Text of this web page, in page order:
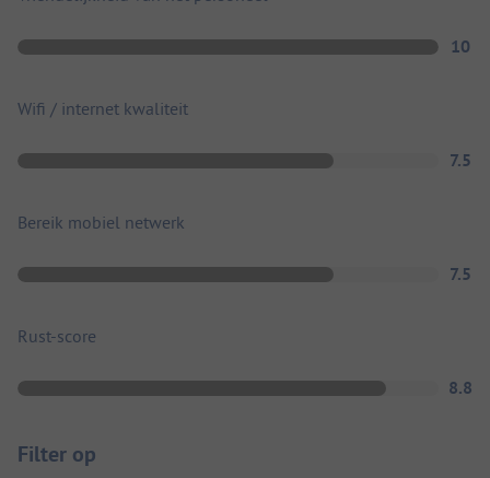
10
Wifi / internet kwaliteit
7.5
Bereik mobiel netwerk
7.5
Rust-score
8.8
Filter op